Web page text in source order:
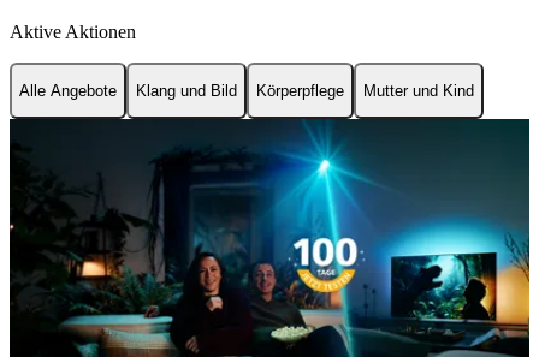
Aktive Aktionen
Alle Angebote Klang und Bild Körperpflege Mutter und Kind